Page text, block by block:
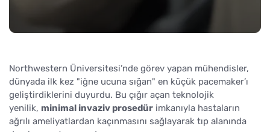
Northwestern Üniversitesi’nde görev yapan mühendisler,
dünyada ilk kez "iğne ucuna sığan" en küçük pacemaker’ı
geliştirdiklerini duyurdu. Bu çığır açan teknolojik
yenilik, minimal invaziv prosedür imkanıyla hastaların
ağrılı ameliyatlardan kaçınmasını sağlayarak tıp alanında